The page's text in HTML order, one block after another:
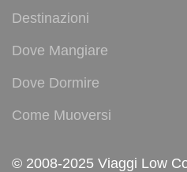
Destinazioni
Dove Mangiare
Dove Dormire
Come Muoversi
© 2008-2025 Viaggi Low